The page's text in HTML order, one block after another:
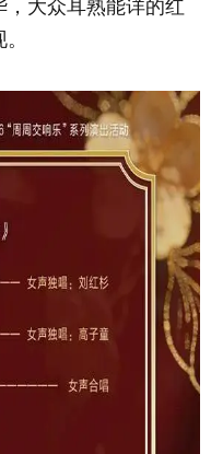
大众耳熟能详的红